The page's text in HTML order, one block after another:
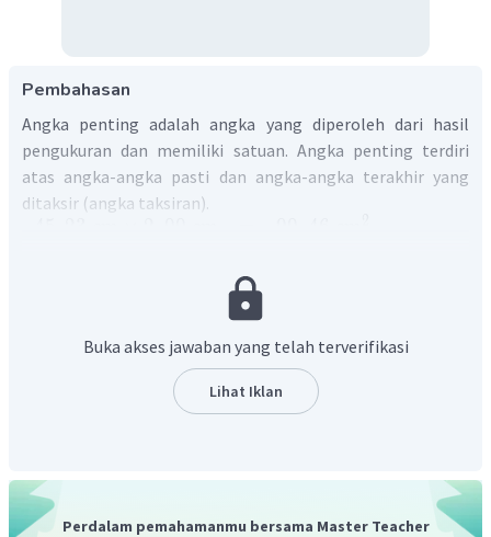
Pembahasan
Angka penting adalah angka yang diperoleh dari hasil
pengukuran dan memiliki satuan. Angka penting terdiri
atas angka-angka pasti dan angka-angka terakhir yang
ditaksir (angka taksiran).
Berdasarkan aturan angka penting, pada perkalian, hasil
dari perkalian tersebut haruslah sama banyaknya
tersebut, angka penting paling sedikit yaitu 2,00 yang
hanya memiliki 3 angka penting. Sehingga hasil
perkalian haruslah juga memiliki 3 angka penting.
Buka akses jawaban yang telah terverifikasi
Lihat Iklan
Perdalam pemahamanmu bersama Master Teacher